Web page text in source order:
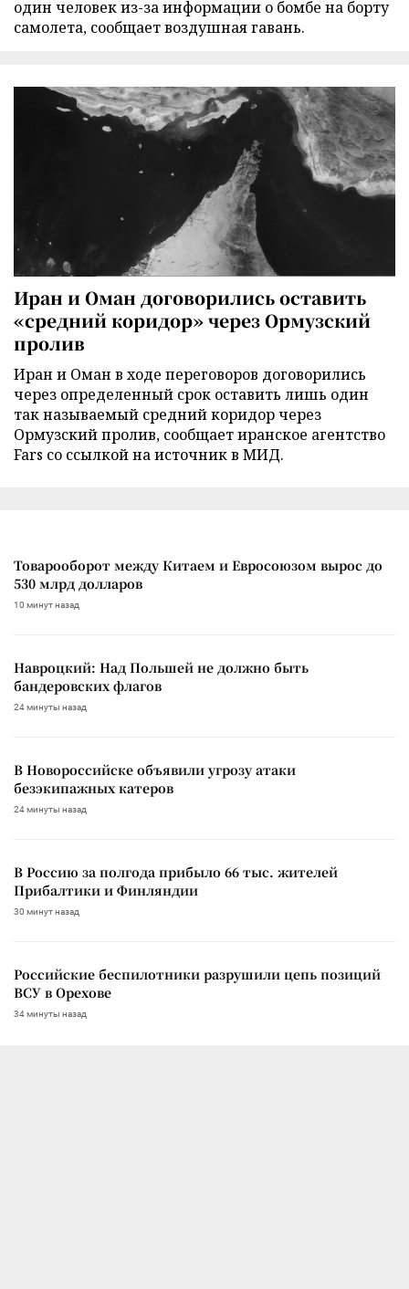
один человек из-за информации о бомбе на борту
самолета, сообщает воздушная гавань.
Иран и Оман договорились оставить
«средний коридор» через Ормузский
пролив
Иран и Оман в ходе переговоров договорились
через определенный срок оставить лишь один
так называемый средний коридор через
Ормузский пролив, сообщает иранское агентство
Fars со ссылкой на источник в МИД.
Товарооборот между Китаем и Евросоюзом вырос до
530 млрд долларов
10 минут назад
Навроцкий: Над Польшей не должно быть
бандеровских флагов
24 минуты назад
В Новороссийске объявили угрозу атаки
безэкипажных катеров
24 минуты назад
В Россию за полгода прибыло 66 тыс. жителей
Прибалтики и Финляндии
30 минут назад
Российские беспилотники разрушили цепь позиций
ВСУ в Орехове
34 минуты назад